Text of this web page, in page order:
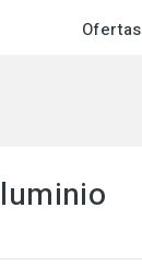
Ofertas